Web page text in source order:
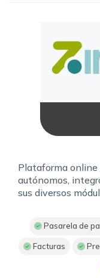
Plataforma
autónomos,
sus diversos
Pasarela de
Facturas